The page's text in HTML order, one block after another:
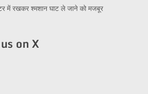
में रखकर श्मशान घाट ले जाने को मजबूर
on X